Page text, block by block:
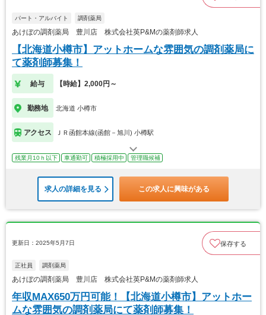
パート・アルバイト 調剤薬局
あけぼの調剤薬局 豊川店 株式会社英P&Mの薬剤師求人
【北海道小樽市】アットホームな雰囲気の調剤薬局に
て薬剤師募集！
給与 【時給】2,000円～
勤務地 北海道 小樽市
アクセス ＪＲ函館本線(函館－旭川) 小樽駅
残業月10ｈ以下 車通勤可 積極採用中 管理職候補
求人の詳細を見る この求人に興味がある
更新日：2025年5月7日 保存する
正社員 調剤薬局
あけぼの調剤薬局 豊川店 株式会社英P&Mの薬剤師求人
年収MAX650万円可能！【北海道小樽市】アットホー
ムな雰囲気の調剤薬局にて薬剤師募集！